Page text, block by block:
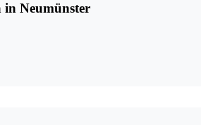
in Neumünster